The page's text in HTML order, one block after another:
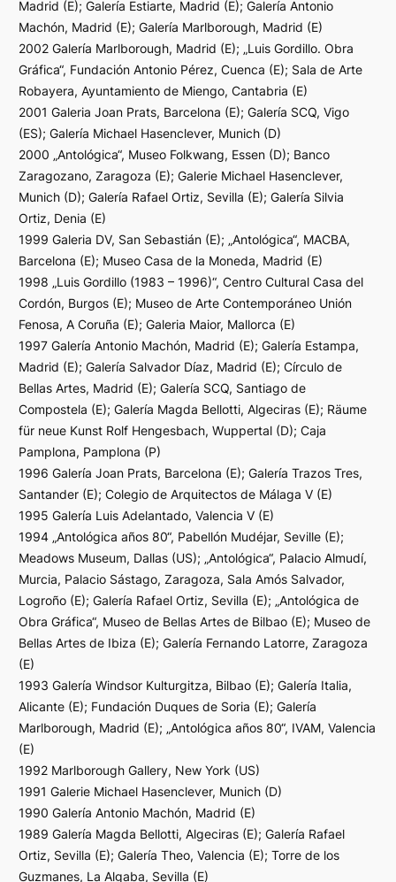
Madrid (E); Galería Estiarte, Madrid (E); Galería Antonio
Machón, Madrid (E); Galería Marlborough, Madrid (E)
2002 Galería Marlborough, Madrid (E); „Luis Gordillo. Obra
Gráfica“, Fundación Antonio Pérez, Cuenca (E); Sala de Arte
Robayera, Ayuntamiento de Miengo, Cantabria (E)
2001 Galeria Joan Prats, Barcelona (E); Galería SCQ, Vigo
(ES); Galería Michael Hasenclever, Munich (D)
2000 „Antológica“, Museo Folkwang, Essen (D); Banco
Zaragozano, Zaragoza (E); Galerie Michael Hasenclever,
Munich (D); Galería Rafael Ortiz, Sevilla (E); Galería Silvia
Ortiz, Denia (E)
1999 Galeria DV, San Sebastián (E); „Antológica“, MACBA,
Barcelona (E); Museo Casa de la Moneda, Madrid (E)
1998 „Luis Gordillo (1983 – 1996)“, Centro Cultural Casa del
Cordón, Burgos (E); Museo de Arte Contemporáneo Unión
Fenosa, A Coruña (E); Galeria Maior, Mallorca (E)
1997 Galería Antonio Machón, Madrid (E); Galería Estampa,
Madrid (E); Galería Salvador Díaz, Madrid (E); Círculo de
Bellas Artes, Madrid (E); Galería SCQ, Santiago de
Compostela (E); Galería Magda Bellotti, Algeciras (E); Räume
für neue Kunst Rolf Hengesbach, Wuppertal (D); Caja
Pamplona, Pamplona (P)
1996 Galería Joan Prats, Barcelona (E); Galería Trazos Tres,
Santander (E); Colegio de Arquitectos de Málaga V (E)
1995 Galería Luis Adelantado, Valencia V (E)
1994 „Antológica años 80“, Pabellón Mudéjar, Seville (E);
Meadows Museum, Dallas (US); „Antológica“, Palacio Almudí,
Murcia, Palacio Sástago, Zaragoza, Sala Amós Salvador,
Logroño (E); Galería Rafael Ortiz, Sevilla (E); „Antológica de
Obra Gráfica“, Museo de Bellas Artes de Bilbao (E); Museo de
Bellas Artes de Ibiza (E); Galería Fernando Latorre, Zaragoza
(E)
1993 Galería Windsor Kulturgitza, Bilbao (E); Galería Italia,
Alicante (E); Fundación Duques de Soria (E); Galería
Marlborough, Madrid (E); „Antológica años 80“, IVAM, Valencia
(E)
1992 Marlborough Gallery, New York (US)
1991 Galerie Michael Hasenclever, Munich (D)
1990 Galería Antonio Machón, Madrid (E)
1989 Galería Magda Bellotti, Algeciras (E); Galería Rafael
Ortiz, Sevilla (E); Galería Theo, Valencia (E); Torre de los
Guzmanes, La Algaba, Sevilla (E)